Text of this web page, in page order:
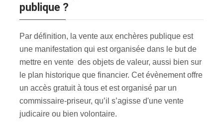
publique ?
Par définition, la vente aux enchères publique est
une manifestation qui est organisée dans le but de
mettre en vente des objets de valeur, aussi bien sur
le plan historique que financier. Cet évènement offre
un accès gratuit à tous et est organisé par un
commissaire-priseur, qu’il s’agisse d'une vente
judicaire ou bien volontaire.